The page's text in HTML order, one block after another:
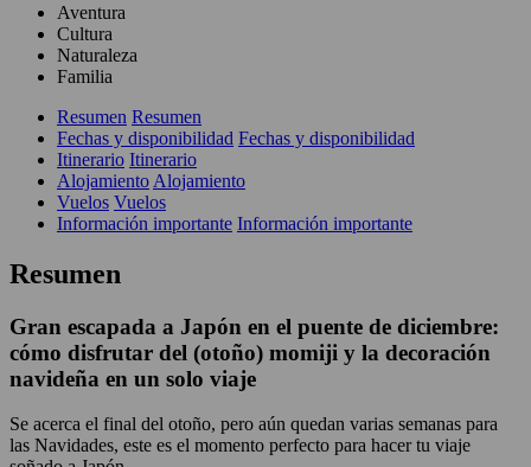
Aventura
Cultura
Naturaleza
Familia
Resumen Resumen
Fechas y disponibilidad Fechas y disponibilidad
Itinerario Itinerario
Alojamiento Alojamiento
Vuelos Vuelos
Información importante Información importante
Resumen
Gran escapada a Japón en el puente de diciembre:
cómo disfrutar del (otoño) momiji y la decoración
navideña en un solo viaje
Se acerca el final del otoño, pero aún quedan varias semanas para
las Navidades, este es el momento perfecto para hacer tu viaje